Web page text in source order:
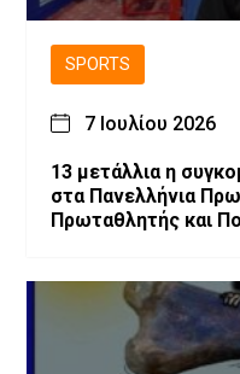
SPORTS
7 Ιουλίου 2026
13 μετάλλια η
στα Πανελλήνια
Πρωταθλητής και